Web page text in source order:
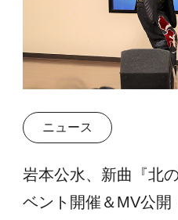
ニュース
岩本公水、新曲『北
ベント開催＆MV公